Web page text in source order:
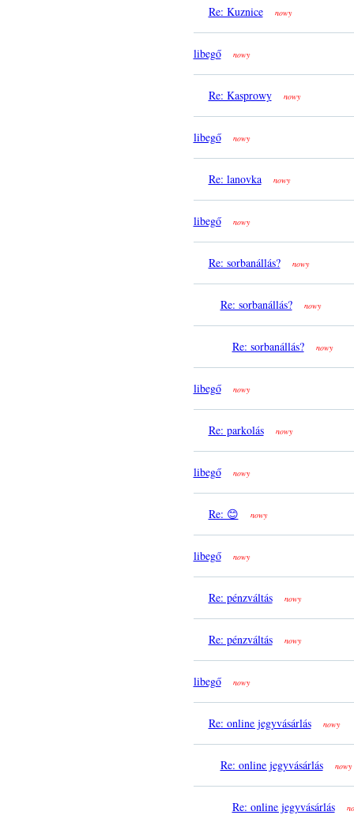
Re: Kuznice nowy
libegő nowy
Re: Kasprowy nowy
libegő nowy
Re: lanovka nowy
libegő nowy
Re: sorbanállás? nowy
Re: sorbanállás? nowy
Re: sorbanállás? nowy
libegő nowy
Re: parkolás nowy
libegő nowy
Re: 😊 nowy
libegő nowy
Re: pénzváltás nowy
Re: pénzváltás nowy
libegő nowy
Re: online jegyvásárlás nowy
Re: online jegyvásárlás nowy
Re: online jegyvásárlás